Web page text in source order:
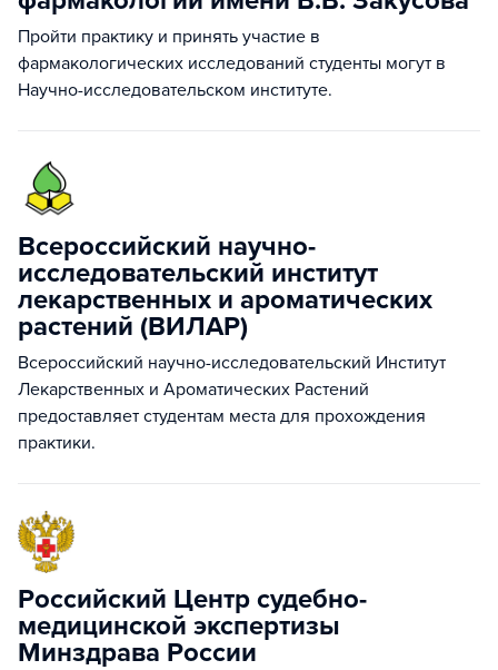
Пройти практику и принять участие в
фармакологических исследований студенты могут в
Научно-исследовательском институте.
Всероссийский научно-
исследовательский институт
лекарственных и ароматических
растений (ВИЛАР)
Всероссийский научно-исследовательский Институт
Лекарственных и Ароматических Растений
предоставляет студентам места для прохождения
практики.
Российский Центр судебно-
медицинской экспертизы
Минздрава России